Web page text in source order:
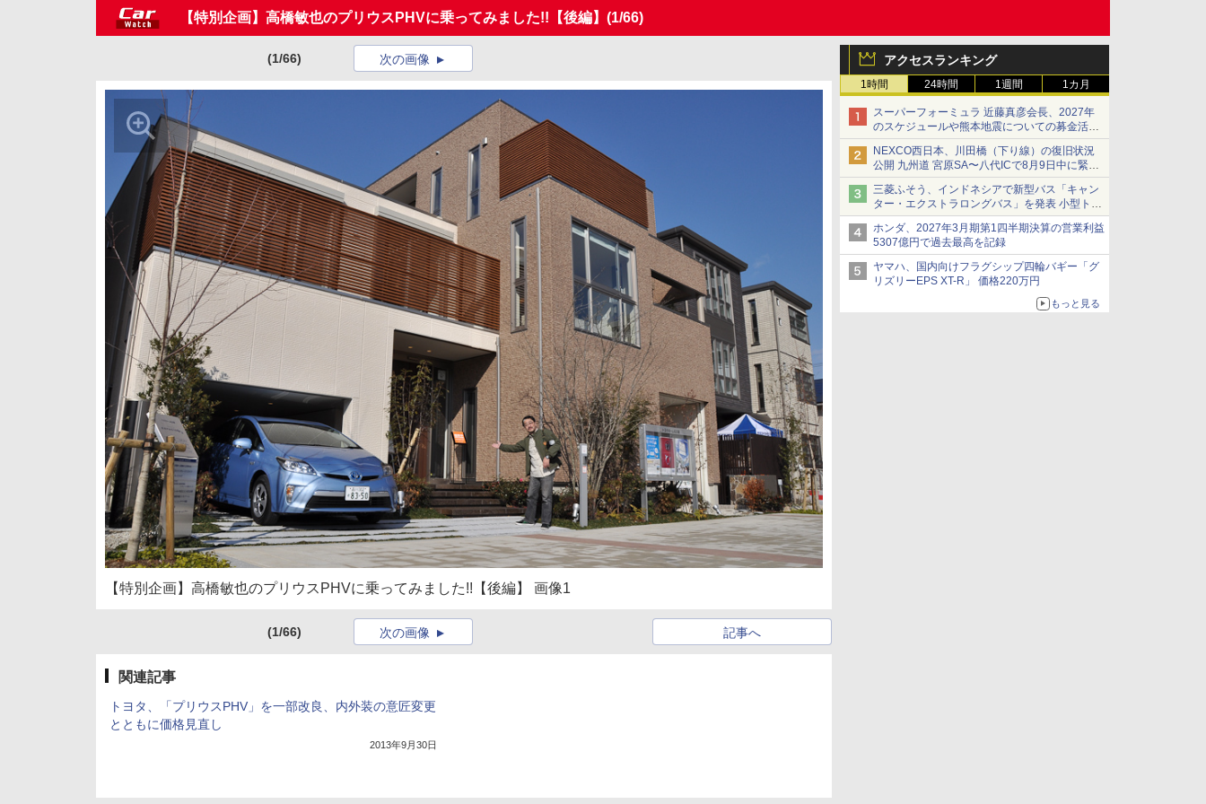
【特別企画】高橋敏也のプリウスPHVに乗ってみました!!【後編】 (1/66)
アクセスランキング
1時間 24時間 1週間 1カ月
スーパーフォーミュラ 近藤真彦会長、2027年
のスケジュールや熊本地震についての募金活動
を紹介
NEXCO西日本、川田橋（下り線）の復旧状況
公開 九州道 宮原SA〜八代ICで8月9日中に緊急
車両を通行可能に
三菱ふそう、インドネシアで新型バス「キャン
ター・エクストラロングバス」を発表 小型トラ
ックベースの観光・旅客輸送向けバス
ホンダ、2027年3月期第1四半期決算の営業利益
5307億円で過去最高を記録
ヤマハ、国内向けフラグシップ四輪バギー「グ
リズリーEPS XT-R」 価格220万円
もっと見る
(1/66) 次の画像
【特別企画】高橋敏也のプリウスPHVに乗ってみました!!【後編】 画像1
(1/66) 記事へ
次の画像
関連記事
トヨタ、「プリウスPHV」を一部改良、内外装の意匠変更
とともに価格見直し
2013年9月30日